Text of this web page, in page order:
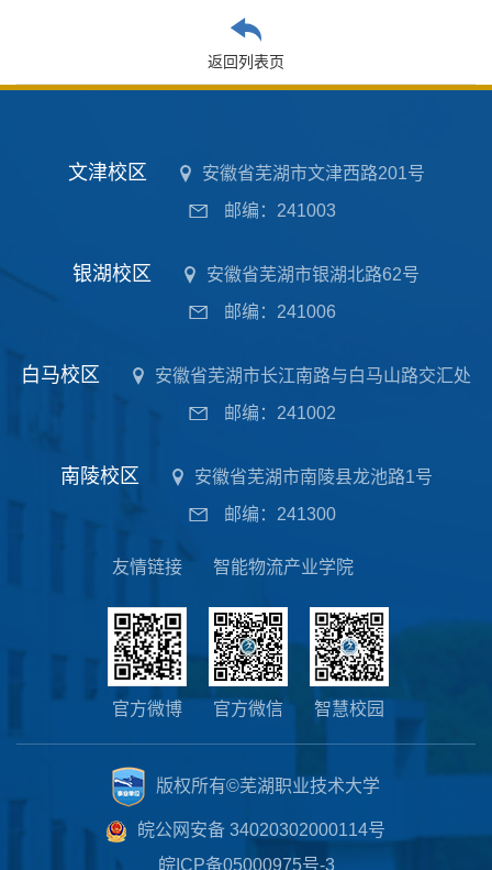
返回列表页
文津校区
安徽省芜湖市文津西路201号
邮编：241003
银湖校区
安徽省芜湖市银湖北路62号
邮编：241006
白马校区
安徽省芜湖市长江南路与白马山路交汇处
邮编：241002
南陵校区
安徽省芜湖市南陵县龙池路1号
邮编：241300
友情链接 智能物流产业学院
官方微博 官方微信 智慧校园
版权所有©芜湖职业技术大学
皖公网安备 34020302000114号
皖ICP备05000975号-3